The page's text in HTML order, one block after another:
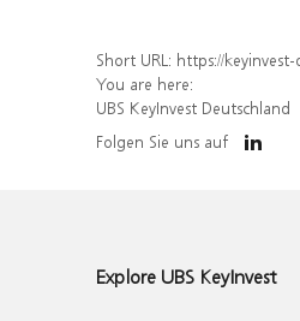
Short URL: https://keyinvest-de.ubs.com/
You are here:
UBS KeyInvest Deutschland
Folgen Sie uns auf
Explore UBS KeyInvest